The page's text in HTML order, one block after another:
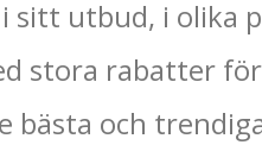
sitt utbud, i olika
stora rabatter
bästa och